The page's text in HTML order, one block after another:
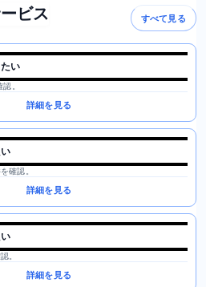
ビス すべて見る
い
。
詳細を見る
確認。
詳細を見る
。
詳細を見る